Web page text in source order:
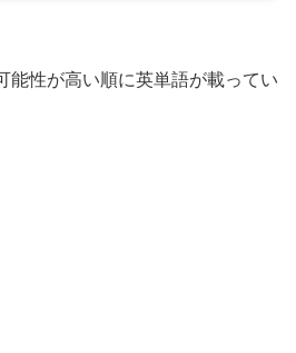
能性が高い順に英単語が載ってい